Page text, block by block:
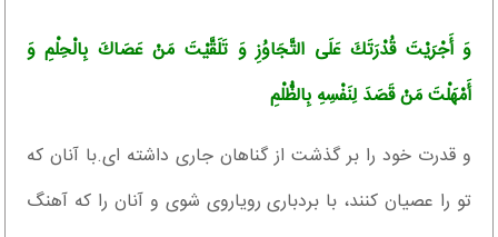
وَ أَجْرَيْتَ قُدْرَتَكَ عَلَى التَّجَاوُزِ وَ تَلَقَّيْتَ مَنْ عَصَاكَ بِالْحِلْمِ وَ
أَمْهَلْتَ مَنْ قَصَدَ لِنَفْسِهِ بِالظُّلْمِ
و قدرت خود را بر گذشت از گناهان جارى داشته‏ اى.با آنان كه
تو را عصيان كنند، با بردبارى روياروى شوى و آنان را كه آهنگ